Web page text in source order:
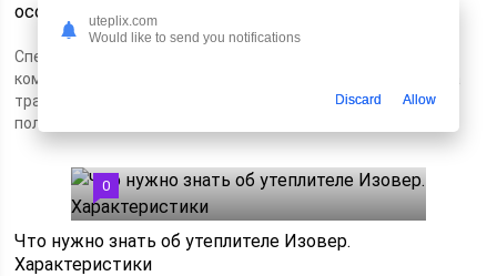
особенности
Спецсигналы СГУ на автомобилях представляют собой
комплекс звуковых и световых сигналов, установленных на
транспортных средствах экстренных служб, таких как
полиция,...
0
Что нужно знать об утеплителе Изовер.
Характеристики
uteplix.com
Would like to send you notifications
Discard Allow